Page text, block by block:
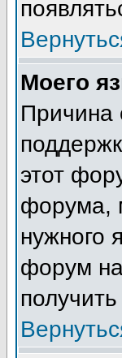
Моего
Причина
этот
форума,
нужного
форум